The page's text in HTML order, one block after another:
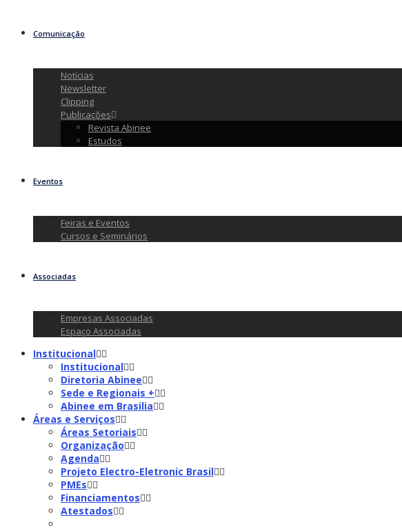
Comunicação
Notícias
Newsletter
Clipping
Publicações
Revista Abinee
Estudos
Eventos
Feiras e Eventos
Cursos e Seminários
Associadas
Empresas Associadas
Espaço Associadas
Institucional
Institucional
Diretoria Abinee
Sede e Regionais +
Abinee em Brasilia
Áreas e Serviços
Áreas Setoriais
Organização
Agenda
Projeto Electro-Eletronic Brasil
PMEs
Financiamentos
Atestados